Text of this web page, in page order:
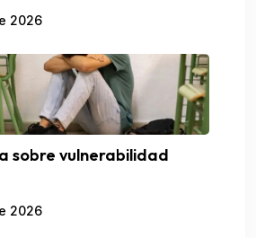
2026
sobre vulnerabilidad
2026